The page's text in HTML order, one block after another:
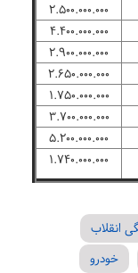
۲.۵۰۰.۰۰۰.۰۰۰
۴.۴۰۰.۰۰۰.۰۰۰
۲.۹۰۰.۰۰۰.۰۰۰
۲.۶۵۰.۰۰۰.۰۰۰
۱.۷۵۰.۰۰۰.۰۰۰
۳.۷۰۰.۰۰۰.۰۰۰
۵.۲۰۰.۰۰۰.۰۰۰
۱.۷۴۰.۰۰۰.۰۰۰
انقلاب
خودرو